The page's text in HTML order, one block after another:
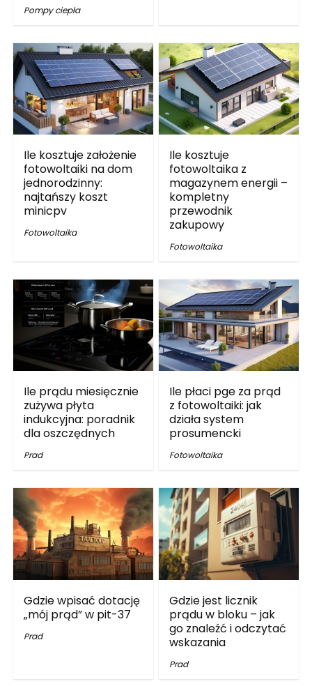
Pompy ciepła
Ile kosztuje założenie
fotowoltaiki na dom
jednorodzinny:
najtańszy koszt
minicpv
Fotowoltaika
Ile kosztuje
fotowoltaika z
magazynem energii –
kompletny
przewodnik
zakupowy
Fotowoltaika
Ile prądu miesięcznie
zużywa płyta
indukcyjna: poradnik
dla oszczędnych
Prad
Ile płaci pge za prąd
z fotowoltaiki: jak
działa system
prosumencki
Fotowoltaika
Gdzie wpisać dotację
„mój prąd” w pit-37
Prad
Gdzie jest licznik
prądu w bloku – jak
go znaleźć i odczytać
wskazania
Prad